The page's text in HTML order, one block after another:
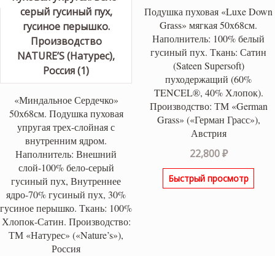
«Миндальное Сердечко»
50х68см. Подушка пуховая
упругая трех-слойная с
внутренним ядром.
Наполнитель: Внешний
слой-100% бело-серый
гусиный пух, Внутреннее
ядро-70% гусиный пух, 30%
гусиное перышко. Ткань: 100%
Хлопок-Сатин. Производство:
ТМ «Натурес» («Nature’s»),
Россия
Подушка пуховая «Luxe Down
Grass» мягкая 50х68см.
Наполнитель: 100% белый
гусиный пух. Ткань: Сатин
(Sateen Supersoft)
пуходержащий (60%
TENCEL®, 40% Хлопок).
Производство: ТМ «German
Grass» («Герман Грасс»),
Австрия
22,800₽
Быстрый просмотр